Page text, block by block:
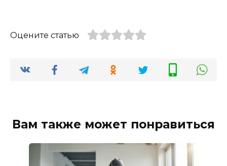
Оцените статью
Вам также может понравиться